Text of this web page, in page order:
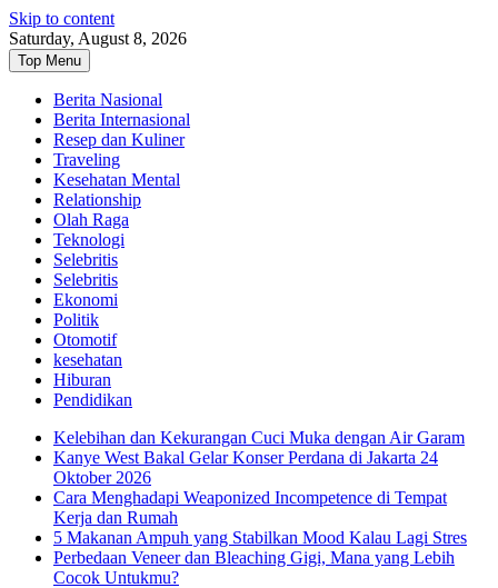
Skip to content
Saturday, August 8, 2026
Top Menu
Berita Nasional
Berita Internasional
Resep dan Kuliner
Traveling
Kesehatan Mental
Relationship
Olah Raga
Teknologi
Selebritis
Selebritis
Ekonomi
Politik
Otomotif
kesehatan
Hiburan
Pendidikan
Kelebihan dan Kekurangan Cuci Muka dengan Air Garam
Kanye West Bakal Gelar Konser Perdana di Jakarta 24
Oktober 2026
Cara Menghadapi Weaponized Incompetence di Tempat
Kerja dan Rumah
5 Makanan Ampuh yang Stabilkan Mood Kalau Lagi Stres
Perbedaan Veneer dan Bleaching Gigi, Mana yang Lebih
Cocok Untukmu?